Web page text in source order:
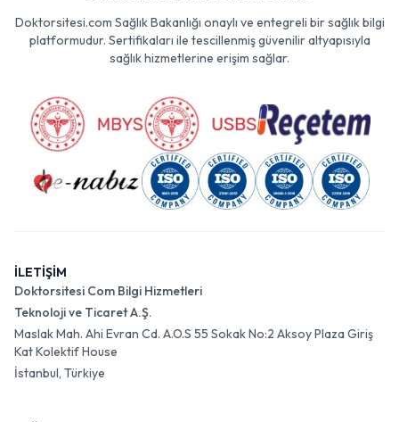
Doktorsitesi.com Sağlık Bakanlığı onaylı ve entegreli bir sağlık bilgi
platformudur. Sertifikaları ile tescillenmiş güvenilir altyapısıyla
sağlık hizmetlerine erişim sağlar.
İLETİŞİM
Doktorsitesi Com Bilgi Hizmetleri
Teknoloji ve Ticaret A.Ş.
Maslak Mah. Ahi Evran Cd. A.O.S 55 Sokak No:2 Aksoy Plaza Giriş
Kat Kolektif House
İstanbul, Türkiye